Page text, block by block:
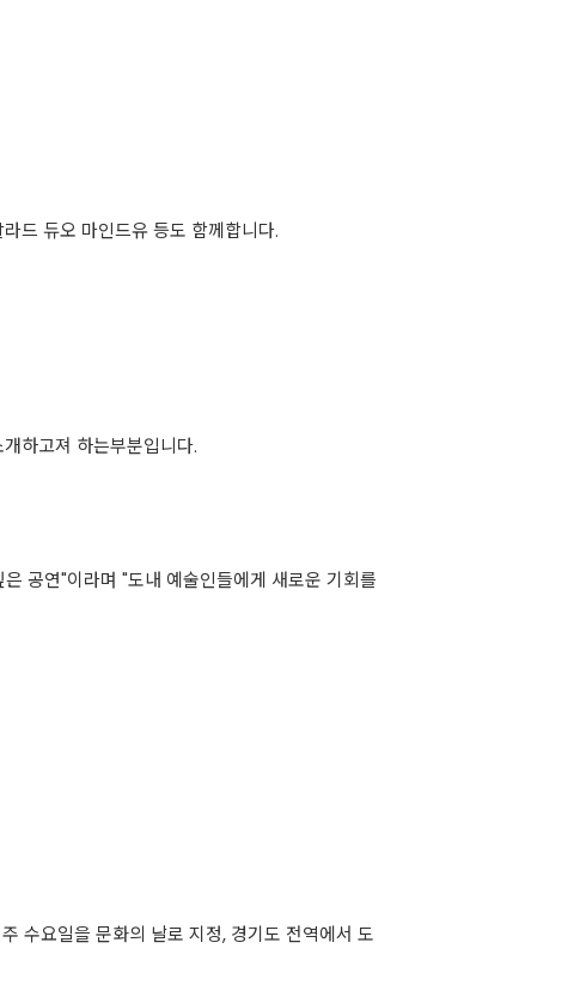
드 듀오 마인드유 등도 함께합니다.
개하고져 하는부분입니다.
공연"이라며 "도내 예술인들에게 새로운 기회를
수요일을 문화의 날로 지정, 경기도 전역에서 도